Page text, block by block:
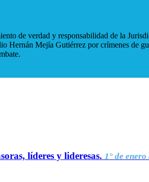
de verdad y responsabilidad de la
Hernán Mejía Gutiérrez por crímenes de
líderes y lideresas. 1° de